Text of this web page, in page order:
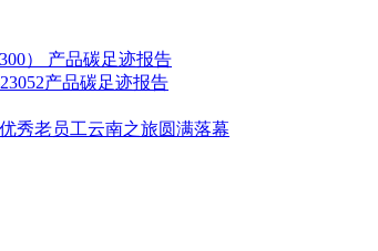
） 产品碳足迹报告
产品碳足迹报告
秀老员工云南之旅圆满落幕